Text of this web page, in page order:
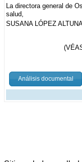
La directora general de
salud,
SUSANA LÓPEZ
Análisis documental